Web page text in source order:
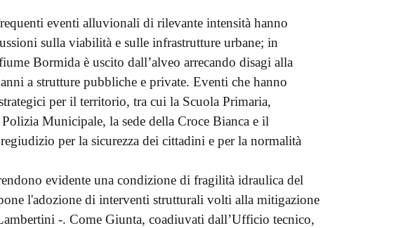
eventi alluvionali di rilevante intensità hanno
sulla viabilità e sulle infrastrutture urbane; in
Bormida è uscito dall’alveo arrecando disagi alla
a strutture pubbliche e private. Eventi che hanno
per il territorio, tra cui la Scuola Primaria,
Municipale, la sede della Croce Bianca e il
per la sicurezza dei cittadini e per la normalità
evidente una condizione di fragilità idraulica del
l'adozione di interventi strutturali volti alla mitigazione
-. Come Giunta, coadiuvati dall’Ufficio tecnico,